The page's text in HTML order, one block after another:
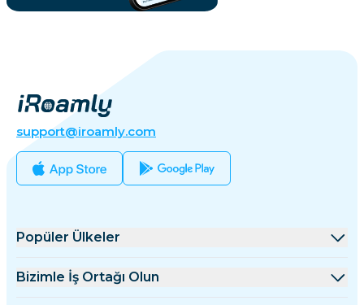
support@iroamly.com
Popüler Ülkeler
Amerika Birleşik Devletleri
Bizimle İş Ortağı Olun